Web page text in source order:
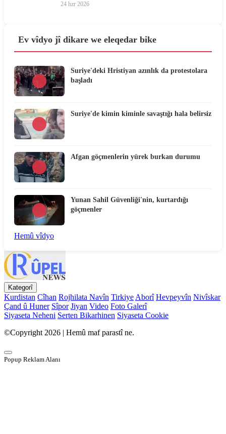
24 hzr 2026
Ev vîdyo jî dikare we eleqedar bike
Suriye'deki Hristiyan azınlık da protestolara
başladı
Suriye'de kimin kiminle savaştığı hala belirsiz
Afgan göçmenlerin yürek burkan durumu
Yunan Sahil Güvenliği'nin, kurtardığı
göçmenler
Hemû vîdyo
Kategorî
Kurdistan Cîhan Rojhilata Navîn TirkiyeAborî Hevpeyvîn Nivîskar
Çand û Huner Sîpor Jiyan Video Foto Galerî
Siyaseta Neheni Serten Bikarhinen Siyaseta Cookie
©Copyright 2026 | Hemû maf parastî ne.
Popup Reklam Alanı